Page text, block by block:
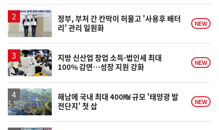
일
정부, 부처 간 칸막이 허물고 '사용후 배터
리' 관리 일원화
NEW
지방 신산업 창업 소득·법인세 최대
100% 감면…성장 지원 강화
NEW
해남에 국내 최대 400㎿ 규모 '태양광 발
전단지' 첫 삽
NEW